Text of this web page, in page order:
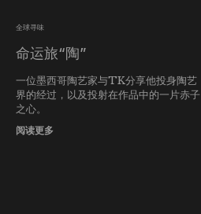
全球寻味
命运旅“陶”
一位墨西哥陶艺家与TK分享他投身陶艺
界的经过，以及投射在作品中的一片赤子
之心。
阅读更多